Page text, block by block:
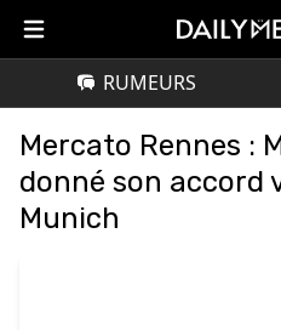
RUMEURS
Mercato Rennes :
donné son accord
Munich